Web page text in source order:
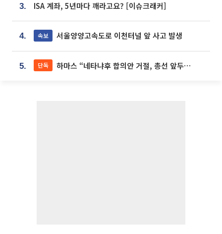
3. ISA 계좌, 5년마다 깨라고요? [이슈크래커]
4. 속보 서울양양고속도로 이천터널 앞 사고 발생
5. 단독 하마스 “네타냐후 합의안 거절, 총선 앞두고 시간 끌기”